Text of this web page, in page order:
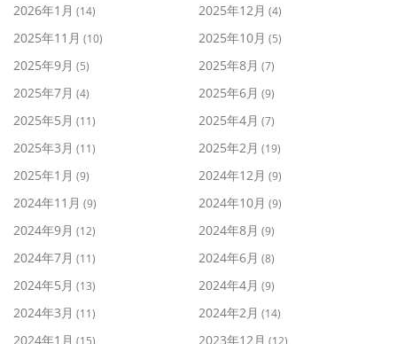
2026年1月 (14) 2025年12月 (4)
2025年11月 (10) 2025年10月 (5)
2025年9月 (5) 2025年8月 (7)
2025年7月 (4) 2025年6月 (9)
2025年5月 (11) 2025年4月 (7)
2025年3月 (11) 2025年2月 (19)
2025年1月 (9) 2024年12月 (9)
2024年11月 (9) 2024年10月 (9)
2024年9月 (12) 2024年8月 (9)
2024年7月 (11) 2024年6月 (8)
2024年5月 (13) 2024年4月 (9)
2024年3月 (11) 2024年2月 (14)
2024年1月 2023年12月